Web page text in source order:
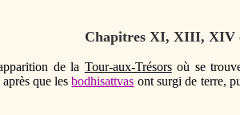
Chapitres XI, XIII, XIV
de la Tour-aux-Trésorsoù se
après que lesbodhisattvas ont surgi de terre,